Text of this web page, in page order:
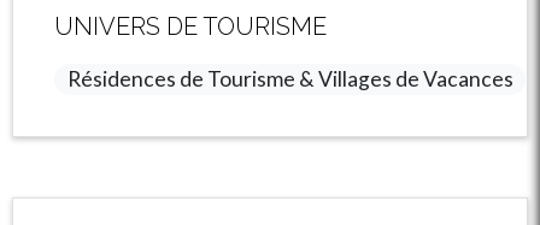
UNIVERS DE TOURISME
Résidences de Tourisme & Villages de Vacances